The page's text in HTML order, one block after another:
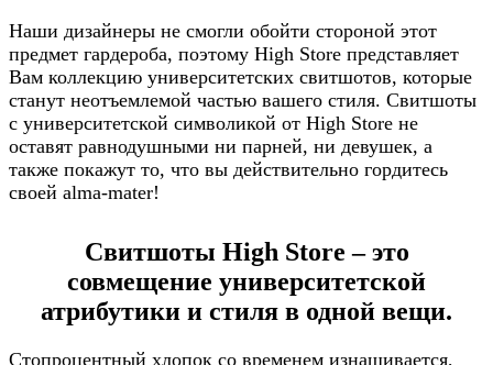
Наши дизайнеры не смогли обойти стороной этот
предмет гардероба, поэтому High Store представляет
Вам коллекцию университетских свитшотов, которые
станут неотъемлемой частью вашего стиля. Свитшоты
с университетской символикой от High Store не
оставят равнодушными ни парней, ни девушек, а
также покажут то, что вы действительно гордитесь
своей alma-mater!
Свитшоты High Store – это
совмещение университетской
атрибутики и стиля в одной вещи.
Стопроцентный хлопок со временем изнашивается,